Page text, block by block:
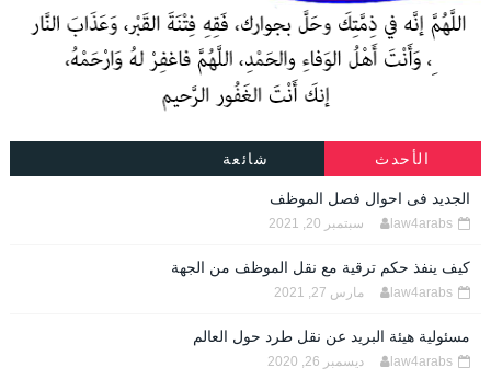
الأحدث شائعة
الجديد فى احوال فصل الموظف
law4arabs سبتمبر 20, 2021
كيف ينفذ حكم ترقية مع نقل الموظف من الجهة
law4arabs مارس 27, 2021
مسئولية هيئة البريد عن نقل طرد حول العالم
law4arabs ديسمبر 26, 2020